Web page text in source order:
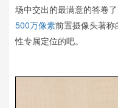
场中交出的最满意的答卷
500万像素前置摄像头著称
性专属定位的吧。